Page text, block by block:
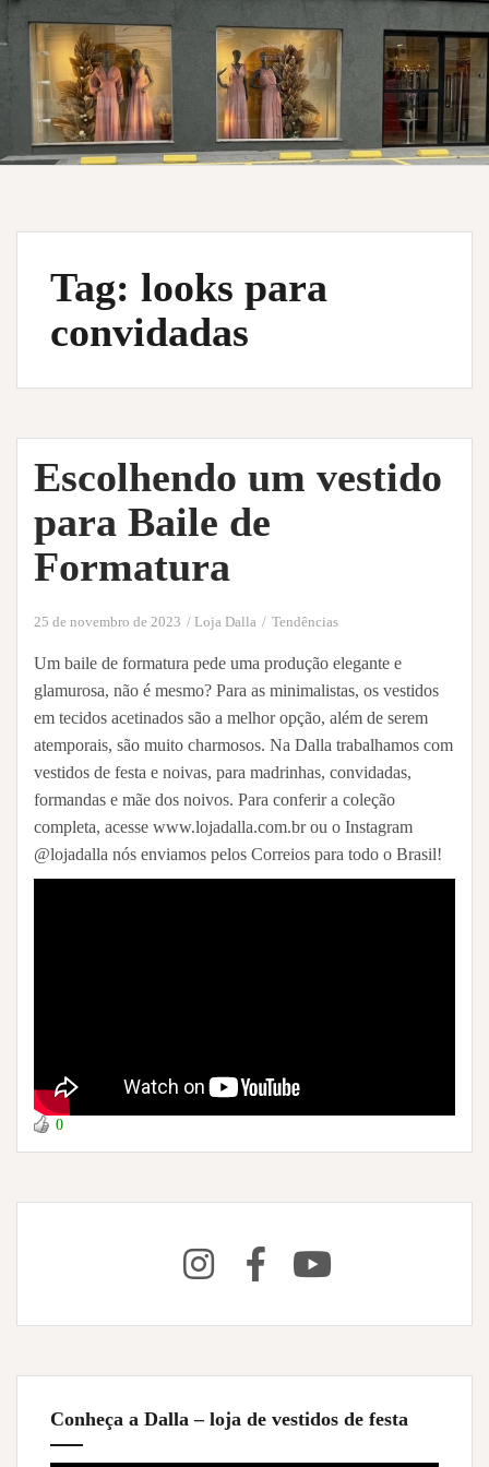
Tag: looks para
convidadas
Escolhendo um vestido
para Baile de
Formatura
25 de novembro de 2023 Loja Dalla Tendências
Um baile de formatura pede uma produção elegante e
glamurosa, não é mesmo? Para as minimalistas, os vestidos
em tecidos acetinados são a melhor opção, além de serem
atemporais, são muito charmosos. Na Dalla trabalhamos com
vestidos de festa e noivas, para madrinhas, convidadas,
formandas e mãe dos noivos. Para conferir a coleção
completa, acesse www.lojadalla.com.br ou o Instagram
@lojadalla nós enviamos pelos Correios para todo o Brasil!
0
Conheça a Dalla – loja de vestidos de festa